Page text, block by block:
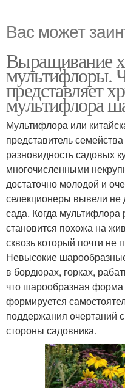
Вас может
Выращивание
мультифлоры.
представляет
мультифлора
Мультифлора или
представитель
разновидность садовых
многочисленными
достаточно молодой и
селекционеры вывели не
сада. Когда мультифлора
становится похожа на
сквозь который почти не
Невысокие
в бордюрах, горках,
что шарообразная форма
формируется
поддержания очертаний
стороны садовника.